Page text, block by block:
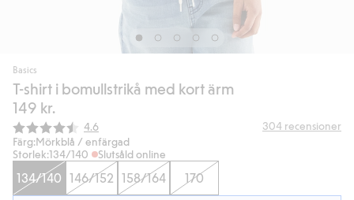
Basics
T-shirt i bomullstrikå med kort ärm
149 kr.
Snittbetyg:
4.6 304 recensioner
Färg:Mörkblå / enfärgad
Storlek:134/140 Slutsåld online
134/140 146/152 158/164 170